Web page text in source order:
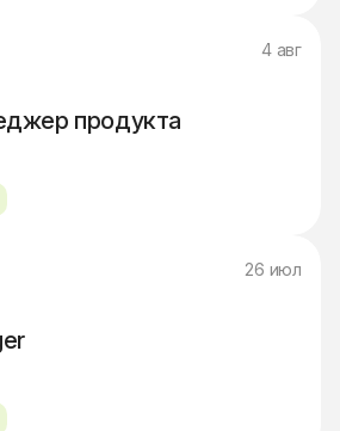
4 авг
продукта
26 июл